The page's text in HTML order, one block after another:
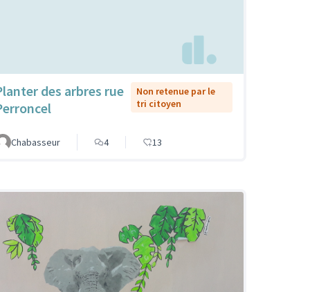
des arbres rue
Non retenue par le
tri citoyen
Chabasseur 4 13